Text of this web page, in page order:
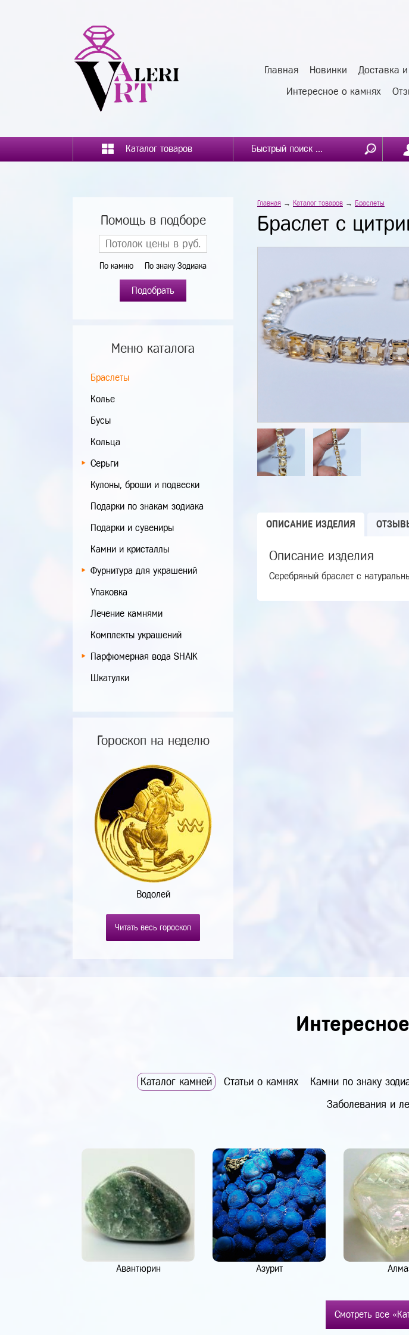
Главная Новинки Доставка
Интересное о камнях
Каталог товаров
Помощь в подборе
По камню По знаку Зодиака
Подобрать
Меню каталога
Браслеты
Колье
Бусы
Кольца
Серьги
Кулоны, броши и подвески
Подарки по знакам зодиака
Подарки и сувениры
Камни и кристаллы
Фурнитура для украшений
Упаковка
Лечение камнями
Комплекты украшений
Парфюмерная вода SHAIK
Шкатулки
Гороскоп на неделю
Водолей
Читать весь гороскоп
Главная → Каталог товаров → Браслеты
Браслет с
ОПИСАНИЕ ИЗДЕЛИЯ
Описание изделия
Серебряный браслет с
Каталог камней Статьи о камнях Камни по знаку
Заболевания и
Авантюрин Азурит
Смотреть все